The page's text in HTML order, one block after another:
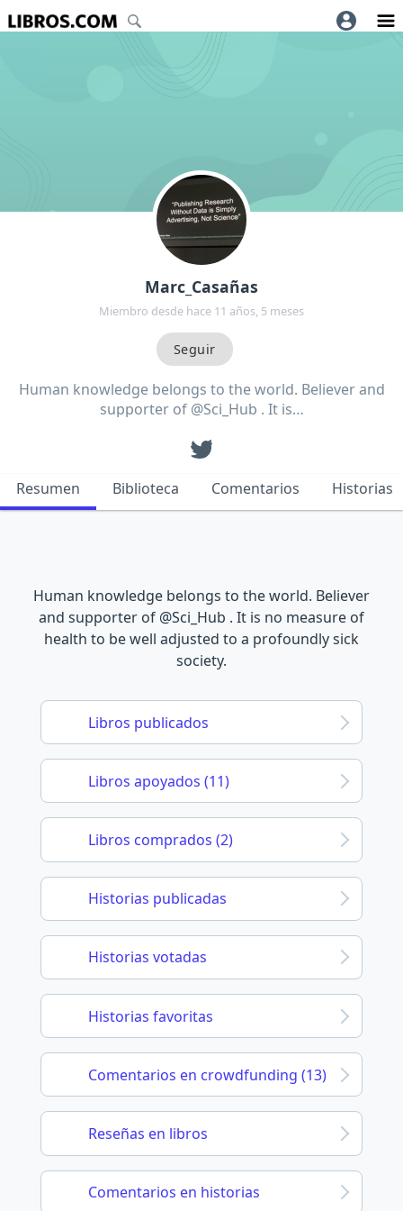
Marc_Casañas
Miembro desde hace 11 años, 5 meses
Human knowledge belongs to the world. Believer and
supporter of @Sci_Hub . It is…
Resumen Biblioteca Comentarios Historias
Human knowledge belongs to the world. Believer
and supporter of @Sci_Hub . It is no measure of
health to be well adjusted to a profoundly sick
society.
Libros publicados
Libros apoyados (11)
Libros comprados (2)
Historias publicadas
Historias votadas
Historias favoritas
Comentarios en crowdfunding (13)
Reseñas en libros
Comentarios en historias